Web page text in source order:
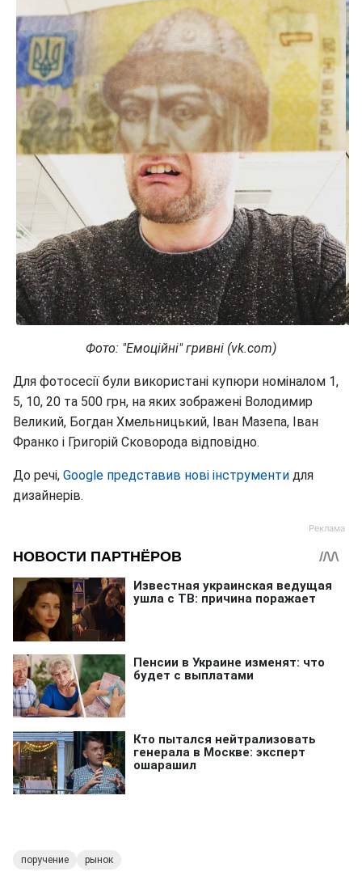
Фото: "Емоційні" гривні (vk.com)
Для фотосесії були використані купюри номіналом 1,
5, 10, 20 та 500 грн, на яких зображені Володимир
Великий, Богдан Хмельницький, Іван Мазепа, Іван
Франко і Григорій Сковорода відповідно.
До речі, Google представив нові інструменти для
дизайнерів.
поручение рынок